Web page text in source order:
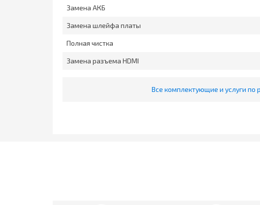
Замена АКБ
Замена шлейфа платы
Полная чистка
Замена разъема HDMI
Все комплектующие и услуги по